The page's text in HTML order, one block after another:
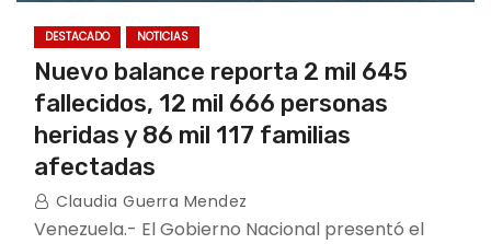
DESTACADO NOTICIAS
Nuevo balance reporta 2 mil 645
fallecidos, 12 mil 666 personas
heridas y 86 mil 117 familias
afectadas
Claudia Guerra Mendez
Venezuela.- El Gobierno Nacional presentó el